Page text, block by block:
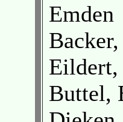
Emden
Eildert,
Buttel,